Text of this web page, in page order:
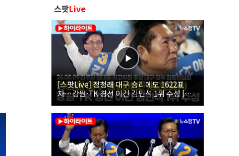
스팟Live
[스팟Live] 정청래 대구 승리에도 1622표
차…강원·TK 경선 이긴 김민석 1위 수성 |
26.08.09 더불어민주당 당대표·최고위원 후
보 대구·경북 합동연설회